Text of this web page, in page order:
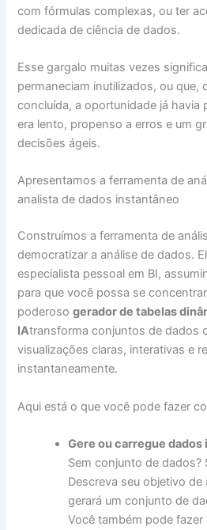
com fórmulas complexas, ou ter
dedicada de ciência de dados.
Esse gargalo muitas vezes
permaneciam inutilizados, ou que,
concluída, a oportunidade já havia
era lento, propenso a erros e um
decisões ágeis.
Apresentamos a ferramenta de
analista de dados instantâneo
Construímos a ferramenta de
democratizar a análise de dados.
especialista pessoal em BI,
para que você possa se
poderosogerador de tabelas
IAtransforma conjuntos de dados
visualizações claras, interativas e
instantaneamente.
Aqui está o que você pode fazer
Gere ou carregue
Sem conjunto de dados?
Descreva seu objetivo de
gerará um conjunto de
Você também pode